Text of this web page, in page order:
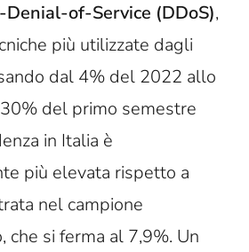
of-Service (DDoS),
più utilizzate dagli
dal 4% del 2022 allo
del primo semestre
in Italia è
più elevata rispetto a
nel campione
che si ferma al 7,9%. Un